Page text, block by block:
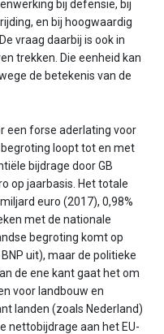
bij defensie, bij
en bij hoogwaardig
vraag daarbij is ook in
trekken. Die eenheid kan
de betekenis van de
een forse aderlating voor
loopt tot en met
bijdrage door GB
op jaarbasis. Het totale
euro (2017), 0,98%
met de nationale
begroting komt op
uit), maar de politieke
de ene kant gaat het om
voor landbouw en
landen (zoals Nederland)
nettobijdrage aan het EU-